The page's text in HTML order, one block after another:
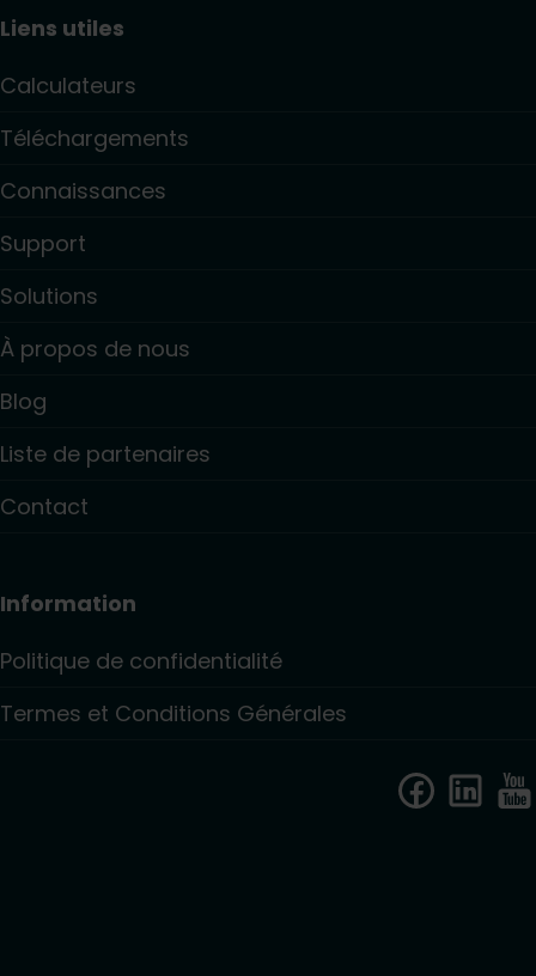
Liens utiles
Calculateurs
Téléchargements
Connaissances
Support
Solutions
À propos de nous
Blog
Liste de partenaires
Contact
Information
Politique de confidentialité
Termes et Conditions Générales